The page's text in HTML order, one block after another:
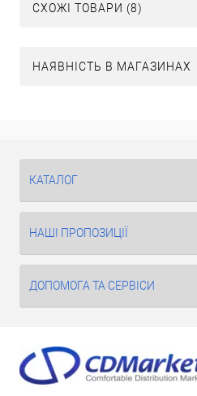
СХОЖІ ТОВАРИ (8)
НАЯВНІСТЬ В МАГАЗИНАХ
КАТАЛОГ
НАШІ ПРОПОЗИЦІЇ
ДОПОМОГА ТА СЕРВІСИ